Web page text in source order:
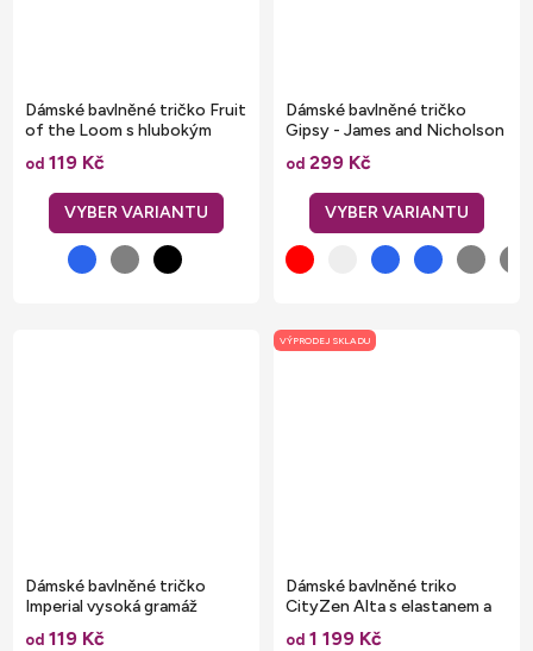
Dámské bavlněné tričko Fruit
of the Loom s hlubokým
výstřihem do V
od 119 Kč
Dámské bavlněné tričko
Gipsy - James and Nicholson
od 299 Kč
Dámské bavlněné tričko
Imperial vysoká gramáž
od 119 Kč
VÝPRODEJ SKLADU
Dámské bavlněné triko
CityZen Alta s elastanem a
kimonovým rukávem
od 1 199 Kč